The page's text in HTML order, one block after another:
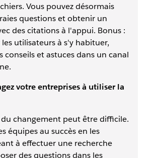
Vous pouvez désormais
questions et obtenir un
des citations à l'appui. Bonus :
utilisateurs à s'y habituer,
conseils et astuces dans un canal
votre entreprises à utiliser la
du changement peut être difficile.
équipes au succès en les
à effectuer une recherche
des questions dans les